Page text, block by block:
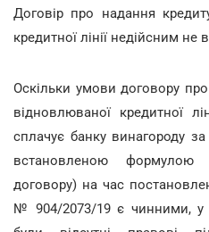
Договір про надання
кредитної лінії недійсним не
Оскільки умови договору
відновлюваної кредитної
сплачує банку винагороду
встановленою формулою
договору) на час
№ 904/2073/19 є чинними, у